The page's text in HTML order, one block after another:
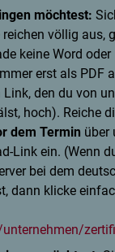
möchtest:
völlig aus,
keine Word oder
erst als PDF
den du von
hoch). Reiche
dem Termin über
Link ein. (Wenn
bei dem
dann klicke